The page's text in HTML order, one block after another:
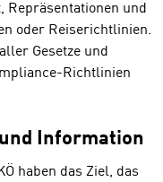
Repräsentationen und
oder Reiserichtlinien.
Gesetze und
Richtlinien
Information
haben das Ziel, das